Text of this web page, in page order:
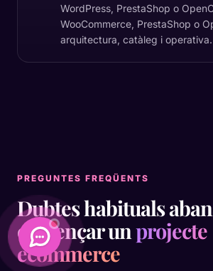
WordPress, PrestaShop o
WooCommerce, PrestaShop o
arquitectura, catàleg i operativa.
PREGUNTES FREQÜENTS
Dubtes habituals
començar unprojecte
ecommerce